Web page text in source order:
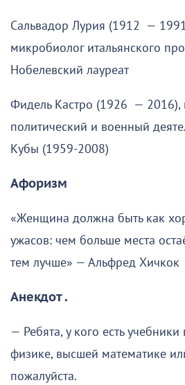
Сальвадор Лурия (1912 —
микробиолог итальянского
Нобелевский лауреат
Фидель Кастро (1926 — 2016),
политический и военный
Кубы (1959-2008)
Афоризм
«Женщина должна быть как
ужасов: чем больше места
тем лучше» — Альфред Хичкок
Анекдот .
— Ребята, у кого есть
физике, высшей математике
пожалуйста.